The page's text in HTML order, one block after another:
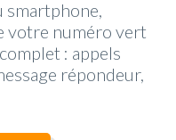
smartphone,
votre numéro vert
: appels
répondeur,